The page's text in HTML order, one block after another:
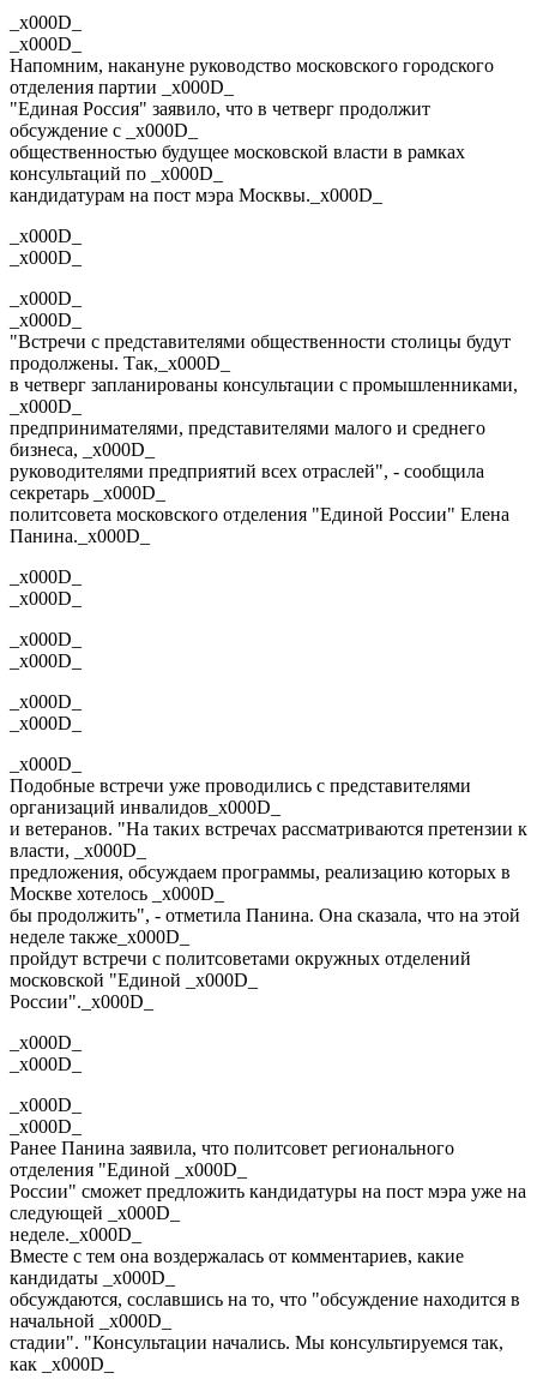
_x000D_
_x000D_
Напомним, накануне руководство московского городского
отделения партии _x000D_
"Единая Россия" заявило, что в четверг продолжит
обсуждение с _x000D_
общественностью будущее московской власти в рамках
консультаций по _x000D_
кандидатурам на пост мэра Москвы._x000D_
_x000D_
_x000D_
_x000D_
_x000D_
"Встречи с представителями общественности столицы будут
продолжены. Так,_x000D_
в четверг запланированы консультации с промышленниками,
_x000D_
предпринимателями, представителями малого и среднего
бизнеса, _x000D_
руководителями предприятий всех отраслей", - сообщила
секретарь _x000D_
политсовета московского отделения "Единой России" Елена
Панина._x000D_
_x000D_
_x000D_
_x000D_
_x000D_
_x000D_
_x000D_
_x000D_
Подобные встречи уже проводились с представителями
организаций инвалидов_x000D_
и ветеранов. "На таких встречах рассматриваются претензии к
власти, _x000D_
предложения, обсуждаем программы, реализацию которых в
Москве хотелось _x000D_
бы продолжить", - отметила Панина. Она сказала, что на этой
неделе также_x000D_
пройдут встречи с политсоветами окружных отделений
московской "Единой _x000D_
России"._x000D_
_x000D_
_x000D_
_x000D_
_x000D_
Ранее Панина заявила, что политсовет регионального
отделения "Единой _x000D_
России" сможет предложить кандидатуры на пост мэра уже на
следующей _x000D_
неделе._x000D_
Вместе с тем она воздержалась от комментариев, какие
кандидаты _x000D_
обсуждаются, сославшись на то, что "обсуждение находится в
начальной _x000D_
стадии". "Консультации начались. Мы консультируемся так,
как _x000D_